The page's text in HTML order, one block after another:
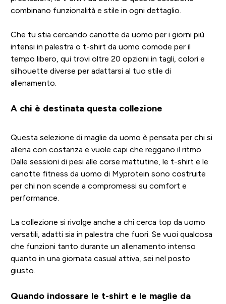
combinano funzionalità e stile in ogni dettaglio.
Che tu stia cercando canotte da uomo per i giorni più
intensi in palestra o t-shirt da uomo comode per il
tempo libero, qui trovi oltre 20 opzioni in tagli, colori e
silhouette diverse per adattarsi al tuo stile di
allenamento.
A chi è destinata questa collezione
Questa selezione di maglie da uomo è pensata per chi si
allena con costanza e vuole capi che reggano il ritmo.
Dalle sessioni di pesi alle corse mattutine, le t-shirt e le
canotte fitness da uomo di Myprotein sono costruite
per chi non scende a compromessi su comfort e
performance.
La collezione si rivolge anche a chi cerca top da uomo
versatili, adatti sia in palestra che fuori. Se vuoi qualcosa
che funzioni tanto durante un allenamento intenso
quanto in una giornata casual attiva, sei nel posto
giusto.
Quando indossare le t-shirt e le maglie da